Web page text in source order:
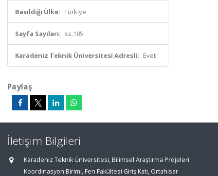
Basıldığı Ülke: Türkiye
Sayfa Sayıları: ss.185
Karadeniz Teknik Üniversitesi Adresli: Evet
Paylaş
İletişim Bilgileri
Karadeniz Teknik Üniversitesi, Bilimsel Araştırma Projeleri
Koordinasyon Birimi, Fen Fakültesi Giriş Katı, Ortahisar